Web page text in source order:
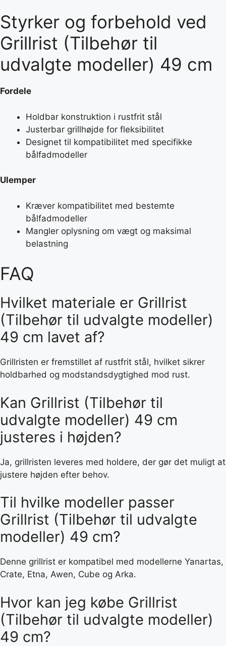
Styrker og forbehold ved
Grillrist (Tilbehør til
udvalgte modeller) 49 cm
Fordele
Holdbar konstruktion i rustfrit stål
Justerbar grillhøjde for fleksibilitet
Designet til kompatibilitet med specifikke
bålfadmodeller
Ulemper
Kræver kompatibilitet med bestemte
bålfadmodeller
Mangler oplysning om vægt og maksimal
belastning
FAQ
Hvilket materiale er Grillrist
(Tilbehør til udvalgte modeller)
49 cm lavet af?
Grillristen er fremstillet af rustfrit stål, hvilket sikrer
holdbarhed og modstandsdygtighed mod rust.
Kan Grillrist (Tilbehør til
udvalgte modeller) 49 cm
justeres i højden?
Ja, grillristen leveres med holdere, der gør det muligt at
justere højden efter behov.
Til hvilke modeller passer
Grillrist (Tilbehør til udvalgte
modeller) 49 cm?
Denne grillrist er kompatibel med modellerne Yanartas,
Crate, Etna, Awen, Cube og Arka.
Hvor kan jeg købe Grillrist
(Tilbehør til udvalgte modeller)
49 cm?